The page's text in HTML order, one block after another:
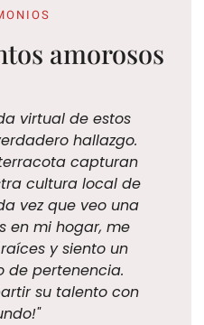
amorosos
virtual de estos
hallazgo.
capturan
cultura local de
vez que veo una
en mi hogar, me
y siento un
de pertenencia.
su talento con